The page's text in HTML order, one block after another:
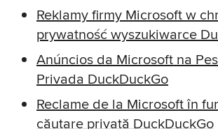
Reklamy firmy Microsoft w
prywatność wyszukiwarce
Anúncios da Microsoft na
Privada DuckDuckGo
Reclame de la Microsoft în
căutare privată DuckDuckGo